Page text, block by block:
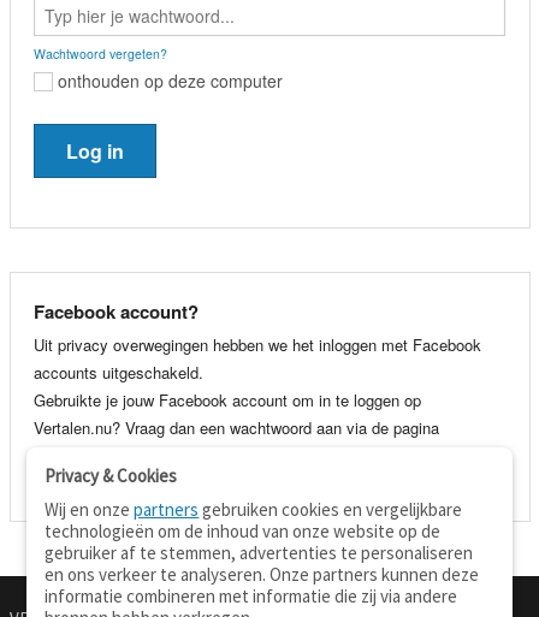
Wachtwoord vergeten?
onthouden op deze computer
Facebook account?
Uit privacy overwegingen hebben we het inloggen met Facebook
accounts uitgeschakeld.
Gebruikte je jouw Facebook account om in te loggen op
Vertalen.nu? Vraag dan een wachtwoord aan via de pagina
je e-mail adres en wachtwoord.
Privacy & Cookies
Wij en onzepartners gebruiken cookies en vergelijkbare
technologieën om de inhoud van onze website op de
gebruiker af te stemmen, advertenties te personaliseren
en ons verkeer te analyseren. Onze partners kunnen deze
informatie combineren met informatie die zij via andere